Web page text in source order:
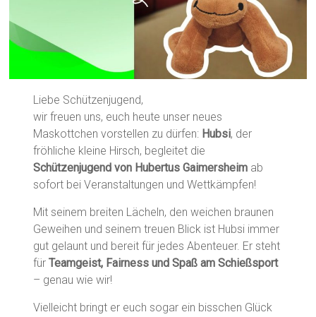
Liebe Schützenjugend,
wir freuen uns, euch heute unser neues
Maskottchen vorstellen zu dürfen: Hubsi, der
fröhliche kleine Hirsch, begleitet die
Schützenjugend von Hubertus Gaimersheim ab
sofort bei Veranstaltungen und Wettkämpfen!
Mit seinem breiten Lächeln, den weichen braunen
Geweihen und seinem treuen Blick ist Hubsi immer
gut gelaunt und bereit für jedes Abenteuer. Er steht
fürTeamgeist, Fairness und Spaß am Schießsport
– genau wie wir!
Vielleicht bringt er euch sogar ein bisschen Glück